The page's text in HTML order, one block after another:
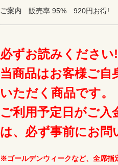
ご案内 販売率:95% 920円お得!
必ずお読みください!
当商品はお客様ご自
いただく商品です。
ご利用予定日がご入
は、必ず事前にお問
※ゴールデンウィークなど、全席指